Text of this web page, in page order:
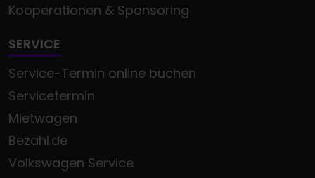
Kooperationen & Sponsoring
SERVICE
Service-Termin online buchen
Servicetermin
Mietwagen
Bezahl.de
Volkswagen Service